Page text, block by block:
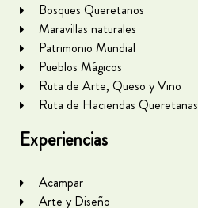
Bosques Queretanos
Maravillas naturales
Patrimonio Mundial
Pueblos Mágicos
Ruta de Arte, Queso y Vino
Ruta de Haciendas Queretanas
Experiencias
Acampar
Arte y Diseño